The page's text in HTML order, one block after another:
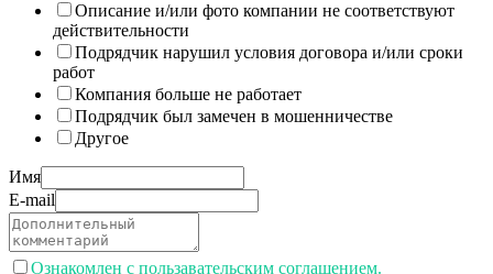
Описание и/или фото компании не соответствуют
действительности
Подрядчик нарушил условия договора и/или сроки
работ
Компания больше не работает
Подрядчик был замечен в мошенничестве
Другое
Имя
E-mail
Ознакомлен с пользавательским соглашением.